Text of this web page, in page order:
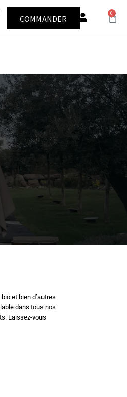
COMMANDER
0
et bien d’autres
dans tous nos
Laissez-vous